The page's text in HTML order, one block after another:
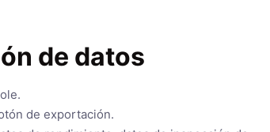
de datos
de exportación.